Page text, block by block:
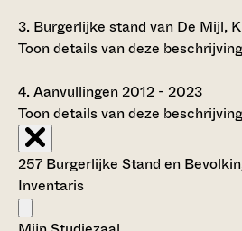
3. Burgerlijke stand van De Mijl,
Toon details van deze beschrijving
4.Aanvullingen 2012 - 2023
Toon details van deze beschrijving
257 Burgerlijke Stand en
Inventaris